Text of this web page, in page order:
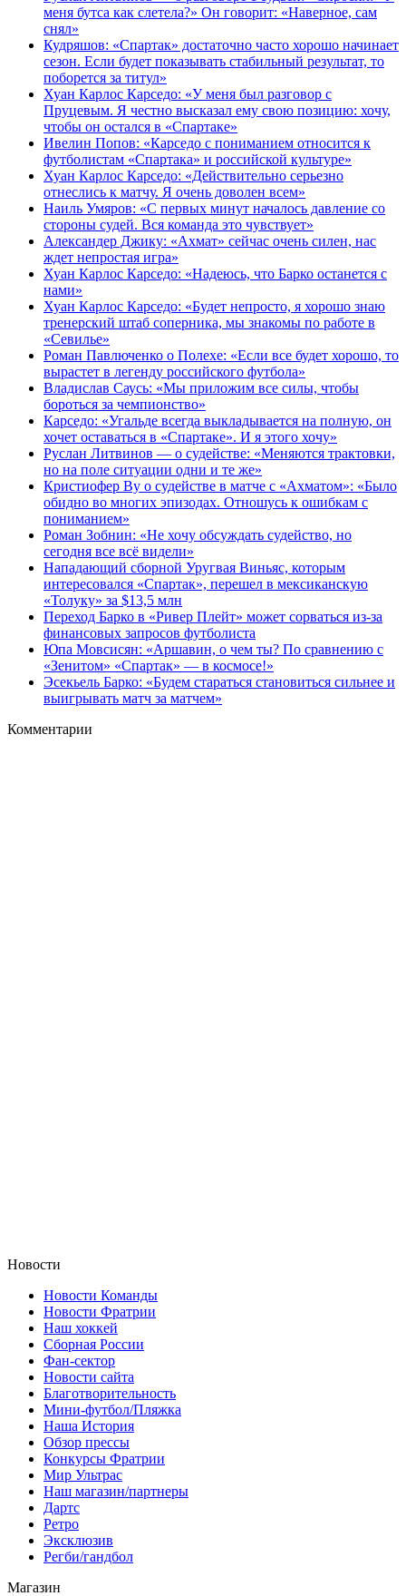
меня бутса как слетела?» Он говорит: «Наверное, сам
снял»
Кудряшов: «Спартак» достаточно часто хорошо начинает
сезон. Если будет показывать стабильный результат, то
поборется за титул»
Хуан Карлос Карседо: «У меня был разговор с
Пруцевым. Я честно высказал ему свою позицию: хочу,
чтобы он остался в «Спартаке»
Ивелин Попов: «Карседо с пониманием относится к
футболистам «Спартака» и российской культуре»
Хуан Карлос Карседо: «Действительно серьезно
отнеслись к матчу. Я очень доволен всем»
Наиль Умяров: «С первых минут началось давление со
стороны судей. Вся команда это чувствует»
Александер Джику: «Ахмат» сейчас очень силен, нас
ждет непростая игра»
Хуан Карлос Карседо: «Надеюсь, что Барко останется с
нами»
Хуан Карлос Карседо: «Будет непросто, я хорошо знаю
тренерский штаб соперника, мы знакомы по работе в
«Севилье»
Роман Павлюченко о Полехе: «Если все будет хорошо, то
вырастет в легенду российского футбола»
Владислав Саусь: «Мы приложим все силы, чтобы
бороться за чемпионство»
Карседо: «Угальде всегда выкладывается на полную, он
хочет оставаться в «Спартаке». И я этого хочу»
Руслан Литвинов — о судействе: «Меняются трактовки,
но на поле ситуации одни и те же»
Кристиофер Ву о судействе в матче с «Ахматом»: «Было
обидно во многих эпизодах. Отношусь к ошибкам с
пониманием»
Роман Зобнин: «Не хочу обсуждать судейство, но
сегодня все всё видели»
Нападающий сборной Уругвая Виньяс, которым
интересовался «Спартак», перешел в мексиканскую
«Толуку» за $13,5 млн
Переход Барко в «Ривер Плейт» может сорваться из‑за
финансовых запросов футболиста
Юпа Мовсисян: «Аршавин, о чем ты? По сравнению с
«Зенитом» «Спартак» — в космосе!»
Эсекьель Барко: «Будем стараться становиться сильнее и
выигрывать матч за матчем»
Комментарии
Новости
Новости Команды
Новости Фратрии
Наш хоккей
Сборная России
Фан-cектор
Новости сайта
Благотворительность
Мини-футбол/Пляжка
Наша История
Обзор прессы
Конкурсы Фратрии
Мир Ультрас
Наш магазин/партнеры
Дартс
Ретро
Эксклюзив
Регби/гандбол
Магазин